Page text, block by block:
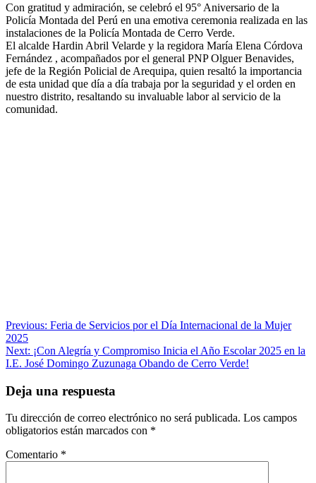
Con gratitud y admiración, se celebró el 95° Aniversario de la
Policía Montada del Perú en una emotiva ceremonia realizada en las
instalaciones de la Policía Montada de Cerro Verde.
El alcalde Hardin Abril Velarde y la regidora María Elena Córdova
Fernández , acompañados por el general PNP Olguer Benavides,
jefe de la Región Policial de Arequipa, quien resaltó la importancia
de esta unidad que día a día trabaja por la seguridad y el orden en
nuestro distrito, resaltando su invaluable labor al servicio de la
comunidad.
Navegación
de
entradas
Previous: Feria de Servicios por el Día Internacional de la Mujer
2025
Next: ¡Con Alegría y Compromiso Inicia el Año Escolar 2025 en la
I.E. José Domingo Zuzunaga Obando de Cerro Verde!
Deja una respuesta
Tu dirección de correo electrónico no será publicada. Los campos
obligatorios están marcados con *
Comentario *